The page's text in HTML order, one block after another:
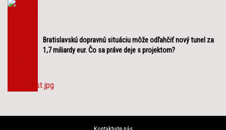
Bratislavskú dopravnú situáciu môže odľahčiť nový tunel za
1,7 miliardy eur. Čo sa práve deje s projektom?